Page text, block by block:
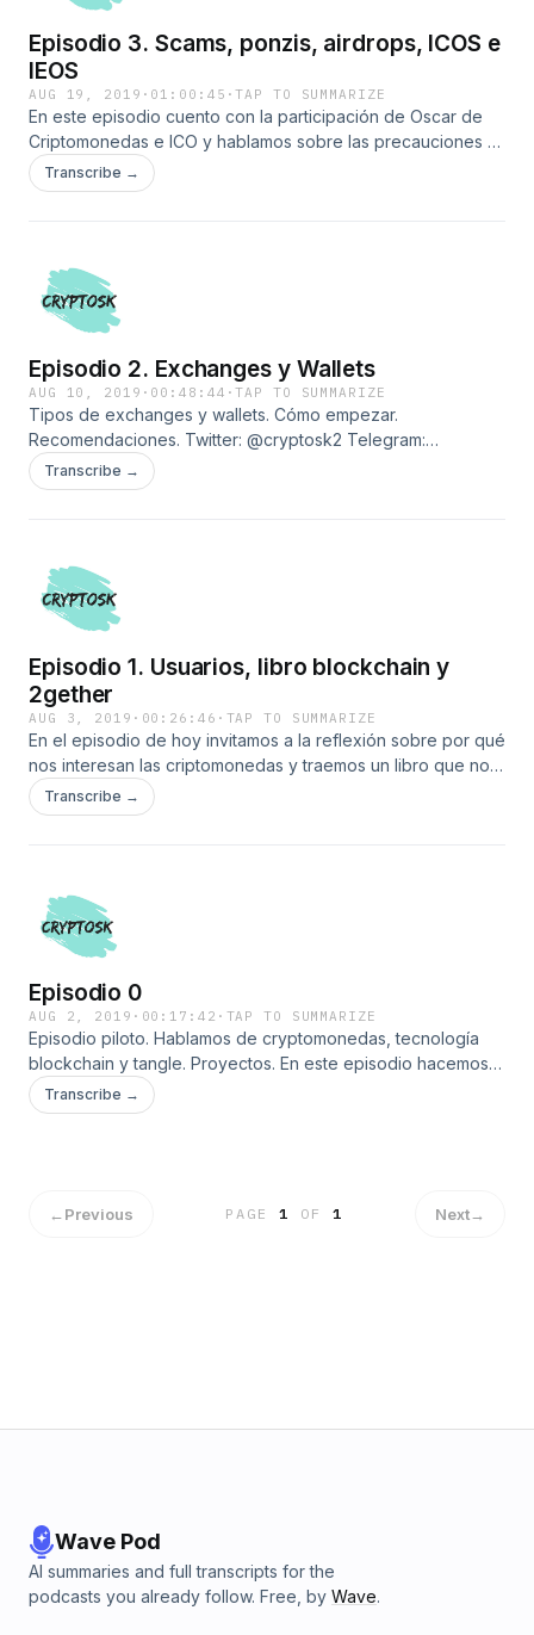
Episodio 3. Scams, ponzis, airdrops, ICOS e
IEOS
AUG 19, 2019 · 01:00:45 ·TAP TO SUMMARIZE
En este episodio cuento con la participación de Oscar de
Criptomonedas e ICO y hablamos sobre las precauciones a
tomar y cómo identificar fraudes. Y de paso luego nos
vamos un poco por las ramas y hablamos de bitcoin, alts,
en telegram @cryptosk1 y twitter @cryptosk2 Se agradecen
comentarios, likes, etc. No olvides suscribirte al canal en tu
plataforma de escucha.
Transcribe →
Episodio 2. Exchanges y Wallets
AUG 10, 2019 · 00:48:44 ·TAP TO SUMMARIZE
Tipos de exchanges y wallets. Cómo empezar.
Recomendaciones. Twitter: @cryptosk2 Telegram:
@cryptosk1
Transcribe →
Episodio 1. Usuarios, libro blockchain y
2gether
AUG 3, 2019 · 00:26:46 · TAP TO SUMMARIZE
En el episodio de hoy invitamos a la reflexión sobre por qué
nos interesan las criptomonedas y traemos un libro que nos
enseñará muchas cosas y una app que nos hará la vida más
fácil. Herramientas para familiarizarse y para usuarios
(con la app recibes 100 tokens de regalo y apoyas al canal)
Transcribe →
Episodio 0
AUG 2, 2019 · 00:17:42 · TAP TO SUMMARIZE
Episodio piloto. Hablamos de cryptomonedas, tecnología
blockchain y tangle. Proyectos. En este episodio hacemos
una introducción a los objetivos del podcast. Presentación.
Transcribe →
←Previous PAGE1 OF 1 Next→
Wave Pod
AI summaries and full transcripts for the
podcasts you already follow. Free, by Wave.